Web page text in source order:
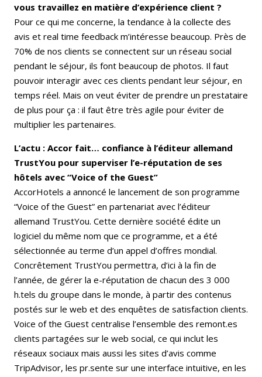
vous travaillez en matière d’expérience client ?
Pour ce qui me concerne, la tendance à la collecte des
avis et real time feedback m’intéresse beaucoup. Près de
70% de nos clients se connectent sur un réseau social
pendant le séjour, ils font beaucoup de photos. Il faut
pouvoir interagir avec ces clients pendant leur séjour, en
temps réel. Mais on veut éviter de prendre un prestataire
de plus pour ça : il faut être très agile pour éviter de
multiplier les partenaires.
L’actu : Accor fait… confiance à l’éditeur allemand
TrustYou pour superviser l’e-réputation de ses
hôtels avec “Voice of the Guest”
AccorHotels a annoncé le lancement de son programme
“Voice of the Guest” en partenariat avec l’éditeur
allemand TrustYou. Cette dernière société édite un
logiciel du même nom que ce programme, et a été
sélectionnée au terme d’un appel d’offres mondial.
Concrêtement TrustYou permettra, d’ici à la fin de
l’année, de gérer la e-réputation de chacun des 3 000
h.tels du groupe dans le monde, à partir des contenus
postés sur le web et des enquêtes de satisfaction clients.
Voice of the Guest centralise l’ensemble des remont.es
clients partagées sur le web social, ce qui inclut les
réseaux sociaux mais aussi les sites d’avis comme
TripAdvisor, les pr.sente sur une interface intuitive, en les